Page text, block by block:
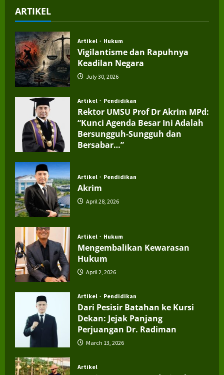
ARTIKEL
Artikel Hukum
Vigilantisme dan Rapuhnya
Keadilan Negara
July 30, 2026
Artikel Pendidikan
Rektor UMSU Prof Dr Akrim MPd:
“Kunci Agenda Besar Ini Adalah
Bersungguh-Sungguh dan
Bersabar…”
Artikel Pendidikan
Akrim
April 28, 2026
Artikel Hukum
Mengembalikan Kewarasan
Hukum
April 2, 2026
Artikel Pendidikan
Dari Pesisir Batahan ke Kursi
Dekan: Jejak Panjang
Perjuangan Dr. Radiman
March 13, 2026
Artikel